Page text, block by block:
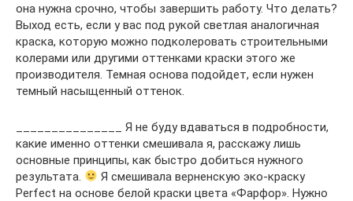
она нужна срочно, чтобы завершить работу. Что делать?
Выход есть, если у вас под рукой светлая аналогичная
краска, которую можно подколеровать строительными
колерами или другими оттенками краски этого же
производителя. Темная основа подойдет, если нужен
темный насыщенный оттенок.
_______________ Я не буду вдаваться в подробности,
какие именно оттенки смешивала я, расскажу лишь
основные принципы, как быстро добиться нужного
результата.
Я смешивала верненскую эко-краску
Perfect на основе белой краски цвета «Фарфор». Нужно